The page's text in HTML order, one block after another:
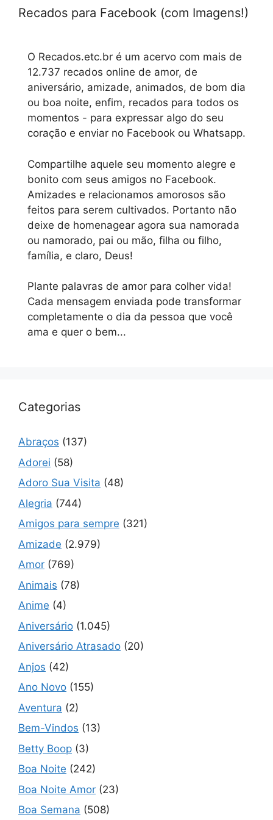
Recados para Facebook (com Imagens!)
O Recados.etc.br é um acervo com mais de
12.737 recados online de amor, de
aniversário, amizade, animados, de bom dia
ou boa noite, enfim, recados para todos os
momentos - para expressar algo do seu
coração e enviar no Facebook ou Whatsapp.
Compartilhe aquele seu momento alegre e
bonito com seus amigos no Facebook.
Amizades e relacionamos amorosos são
feitos para serem cultivados. Portanto não
deixe de homenagear agora sua namorada
ou namorado, pai ou mão, filha ou filho,
família, e claro, Deus!
Plante palavras de amor para colher vida!
Cada mensagem enviada pode transformar
completamente o dia da pessoa que você
ama e quer o bem...
Categorias
Abraços (137)
Adorei (58)
Adoro Sua Visita (48)
Alegria (744)
Amigos para sempre (321)
Amizade (2.979)
Amor (769)
Animais (78)
Anime (4)
Aniversário (1.045)
Aniversário Atrasado (20)
Anjos (42)
Ano Novo (155)
Aventura (2)
Bem-Vindos (13)
Betty Boop (3)
Boa Noite (242)
Boa Noite Amor (23)
Boa Semana (508)